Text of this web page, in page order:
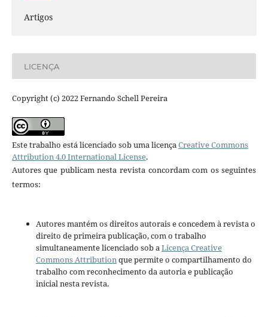
Artigos
LICENÇA
Copyright (c) 2022 Fernando Schell Pereira
Este trabalho está licenciado sob uma licençaCreative Commons
Attribution 4.0 International License.
Autores que publicam nesta revista concordam com os seguintes
termos:
Autores mantém os direitos autorais e concedem à revista o
direito de primeira publicação, com o trabalho
simultaneamente licenciado sob aLicença Creative
Commons Attributionque permite o compartilhamento do
trabalho com reconhecimento da autoria e publicação
inicial nesta revista.